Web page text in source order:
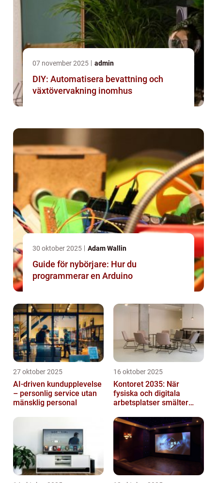
07 november 2025 admin
DIY: Automatisera bevattning och
växtövervakning inomhus
30 oktober 2025 Adam Wallin
Guide för nybörjare: Hur du
programmerar en Arduino
27 oktober 2025
AI-driven kundupplevelse
– personlig service utan
mänsklig personal
16 oktober 2025
Kontoret 2035: När
fysiska och digitala
arbetsplatser smälter